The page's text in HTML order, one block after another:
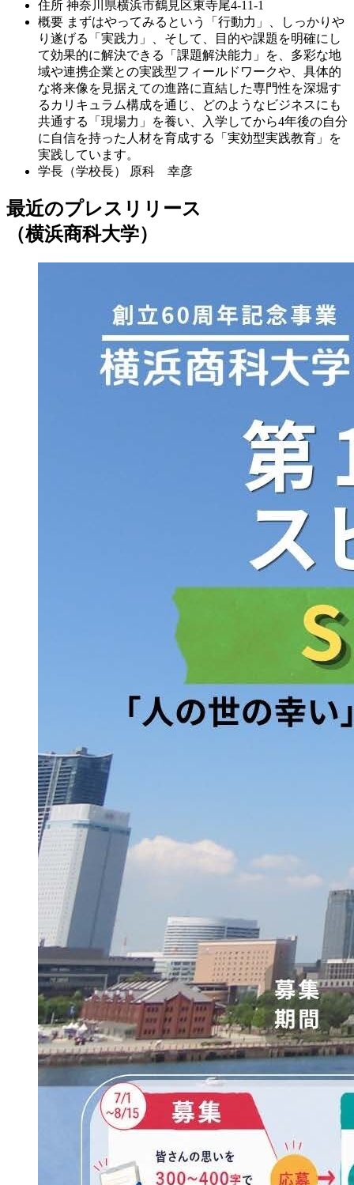
住所 神奈川県横浜市鶴見区東寺尾4-11-1
概要 まずはやってみるという「行動力」、しっかりや
り遂げる「実践力」、そして、目的や課題を明確にし
て効果的に解決できる「課題解決能力」を、多彩な地
域や連携企業との実践型フィールドワークや、具体的
な将来像を見据えての進路に直結した専門性を深堀す
るカリキュラム構成を通じ、どのようなビジネスにも
共通する「現場力」を養い、入学してから4年後の自分
に自信を持った人材を育成する「実効型実践教育」を
実践しています。
学長（学校長）
原科 幸彦
最近のプレスリリース
（横浜商科大学）